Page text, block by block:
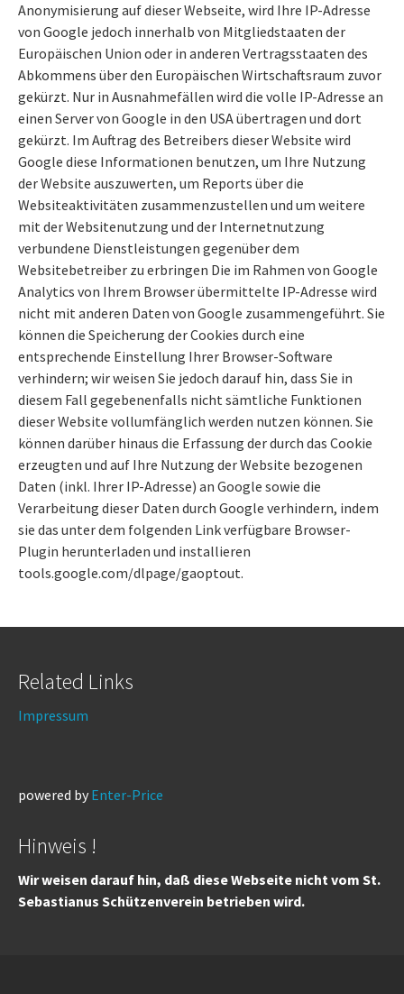
Anonymisierung auf dieser Webseite, wird Ihre IP-Adresse
von Google jedoch innerhalb von Mitgliedstaaten der
Europäischen Union oder in anderen Vertragsstaaten des
Abkommens über den Europäischen Wirtschaftsraum zuvor
gekürzt. Nur in Ausnahmefällen wird die volle IP-Adresse an
einen Server von Google in den USA übertragen und dort
gekürzt. Im Auftrag des Betreibers dieser Website wird
Google diese Informationen benutzen, um Ihre Nutzung
der Website auszuwerten, um Reports über die
Websiteaktivitäten zusammenzustellen und um weitere
mit der Websitenutzung und der Internetnutzung
verbundene Dienstleistungen gegenüber dem
Websitebetreiber zu erbringen Die im Rahmen von Google
Analytics von Ihrem Browser übermittelte IP-Adresse wird
nicht mit anderen Daten von Google zusammengeführt. Sie
können die Speicherung der Cookies durch eine
entsprechende Einstellung Ihrer Browser-Software
verhindern; wir weisen Sie jedoch darauf hin, dass Sie in
diesem Fall gegebenenfalls nicht sämtliche Funktionen
dieser Website vollumfänglich werden nutzen können. Sie
können darüber hinaus die Erfassung der durch das Cookie
erzeugten und auf Ihre Nutzung der Website bezogenen
Daten (inkl. Ihrer IP-Adresse) an Google sowie die
Verarbeitung dieser Daten durch Google verhindern, indem
sie das unter dem folgenden Link verfügbare Browser-
Plugin herunterladen und installieren
tools.google.com/dlpage/gaoptout.
Related Links
Impressum
powered by Enter-Price
Hinweis !
Wir weisen darauf hin, daß diese Webseite nicht vom St.
Sebastianus Schützenverein betrieben wird.